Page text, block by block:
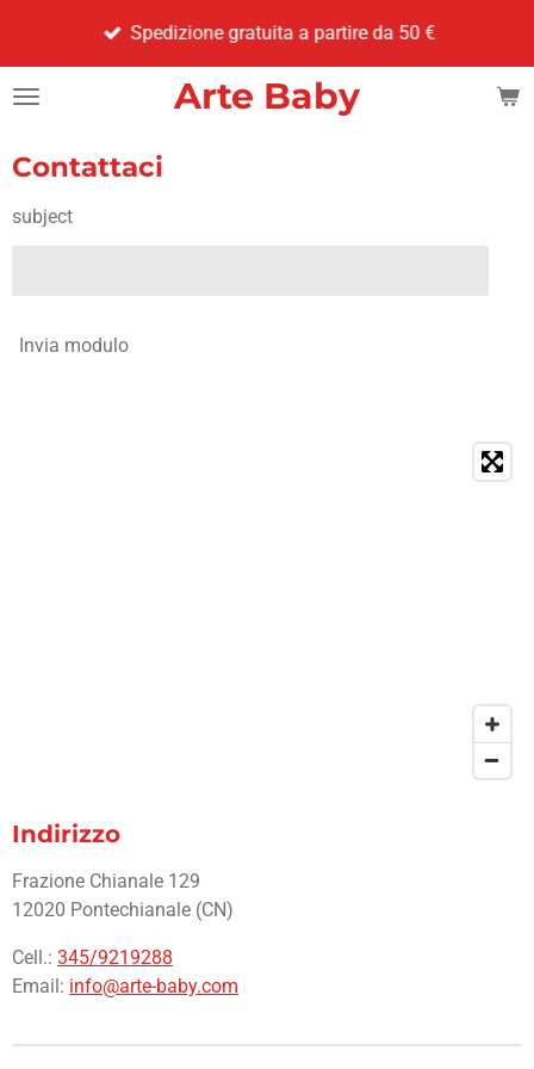
principale
Arte Baby
Spedizione gratuita a partire da 50 €
Contattaci
subject
Invia modulo
Indirizzo
Frazione Chianale 129
12020 Pontechianale (CN)
Cell.: 345/9219288
Email: info@arte-baby.com